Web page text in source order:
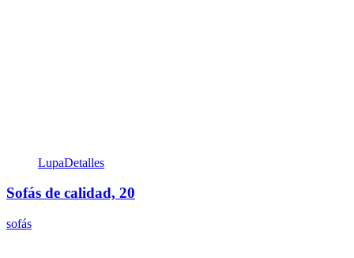
LupaDetalles
Sofás de calidad, 20
sofás